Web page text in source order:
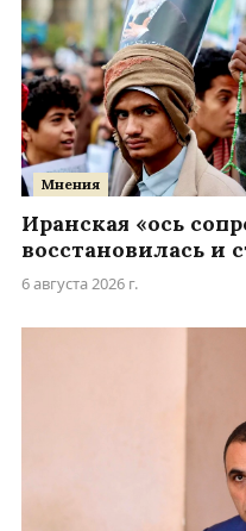
Мнения
Иранская «ось
восстановилась и
6 августа 2026 г.